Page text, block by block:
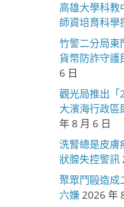
高雄大學科教
師資培育科學
竹警二分局
貨幣防詐守護
6 日
觀光局推出「
大濱海行政區
年 8 月 6 日
洗腎總是皮膚
狀腺失控警訊
聚眾鬥毆造成
六嫌2026 年